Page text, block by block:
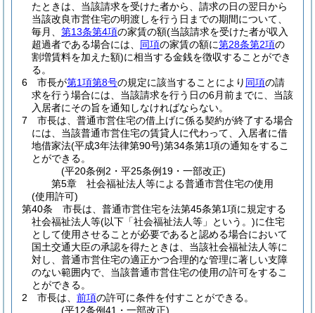
たときは、当該請求を受けた者から、請求の日の翌日から
当該改良市営住宅の明渡しを行う日までの期間について、
毎月、 第13条第4項の家賃の額(当該請求を受けた者が収入
超過者である場合には、 同項の家賃の額に第28条第2項の
割増賃料を加えた額)に相当する金銭を徴収することができ
る。
6
市長が第1項第8号の規定に該当することにより 同項の請
求を行う場合には、当該請求を行う日の6月前までに、当該
入居者にその旨を通知しなければならない。
7
市長は、普通市営住宅の借上げに係る契約が終了する場合
には、当該普通市営住宅の賃貸人に代わって、入居者に借
地借家法(平成3年法律第90号)第34条第1項の通知をするこ
とができる。
(平20条例2・平25条例19・一部改正)
第5章
社会福祉法人等による普通市営住宅の使用
(使用許可)
第40条
市長は、普通市営住宅を法第45条第1項に規定する
社会福祉法人等(以下「社会福祉法人等」という。)に住宅
として使用させることが必要であると認める場合において
国土交通大臣の承認を得たときは、当該社会福祉法人等に
対し、普通市営住宅の適正かつ合理的な管理に著しい支障
のない範囲内で、当該普通市営住宅の使用の許可をするこ
とができる。
2
市長は、 前項の許可に条件を付すことができる。
(平12条例41・一部改正)